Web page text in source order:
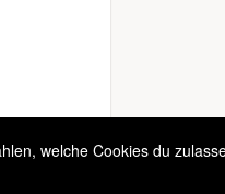
welche Cookies du